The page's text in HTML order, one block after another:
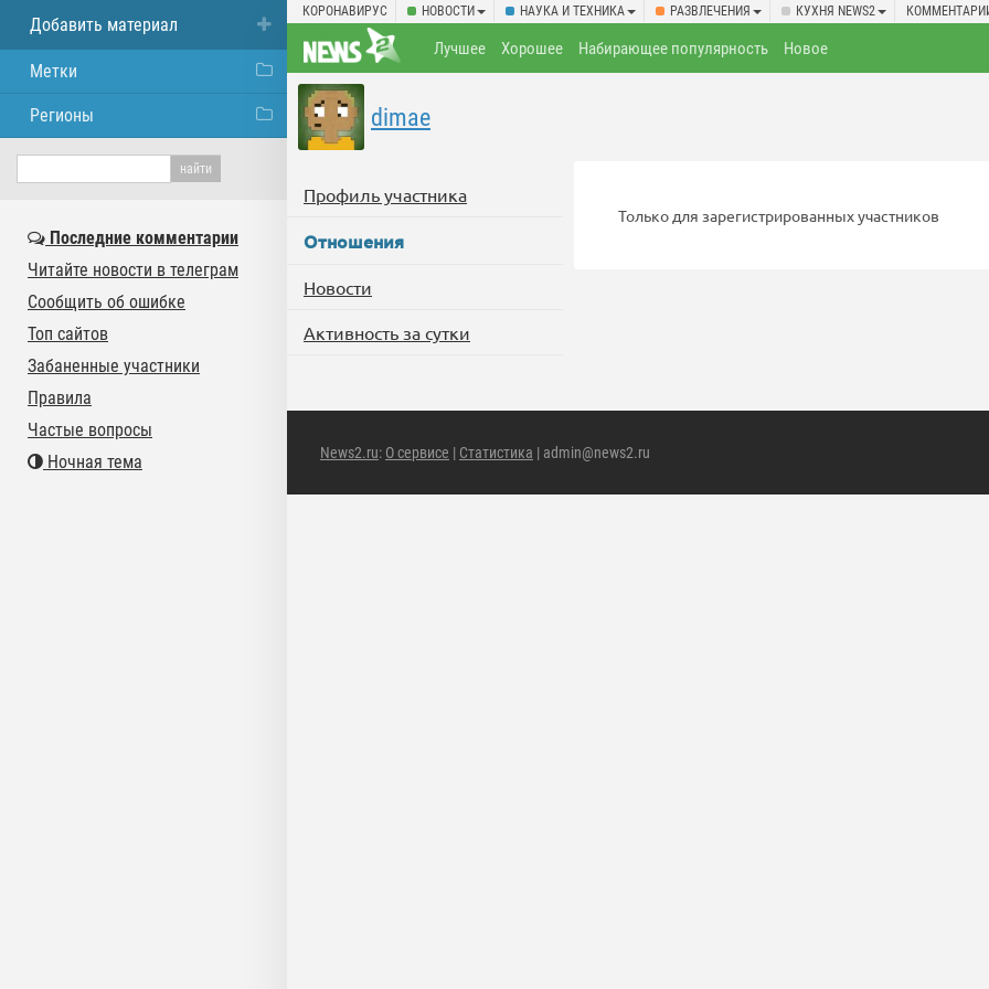
КОРОНАВИРУС НОВОСТИ НАУКА И ТЕХНИКА РАЗВЛЕЧЕНИЯ КУХНЯ NEWS2
Лучшее Хорошее Набирающее популярность Новое
dimae
Профиль участника
Отношения
Новости
Активность за сутки
Только для зарегистрированных участников
News2.ru: О сервисе | Статистика | admin@news2.ru
Добавить материал
Метки
Регионы
Последние комментарии
Читайте новости в телеграм
Сообщить об ошибке
Топ сайтов
Забаненные участники
Правила
Частые вопросы
Ночная тема